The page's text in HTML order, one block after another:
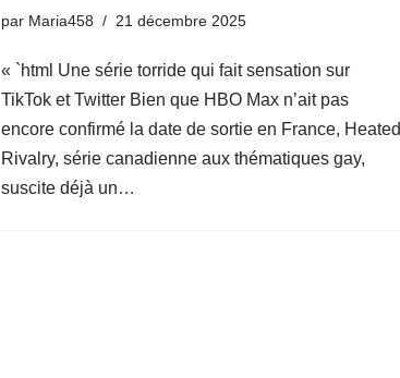
par Maria458 21 décembre 2025
« `html Une série torride qui fait sensation sur
TikTok et Twitter Bien que HBO Max n’ait pas
encore confirmé la date de sortie en France, Heated
Rivalry, série canadienne aux thématiques gay,
suscite déjà un…